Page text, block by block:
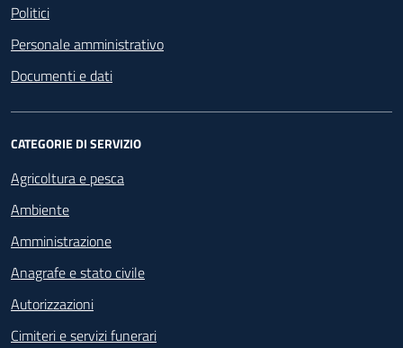
Politici
Personale amministrativo
Documenti e dati
CATEGORIE DI SERVIZIO
Agricoltura e pesca
Ambiente
Amministrazione
Anagrafe e stato civile
Autorizzazioni
Cimiteri e servizi funerari